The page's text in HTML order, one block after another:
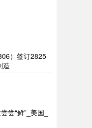
）签订2825
造
尝“鲜”_美国_